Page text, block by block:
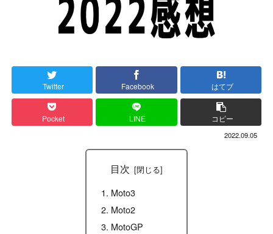
Twitter Facebook はてブ
Pocket LINE コピー
2022.09.05
目次
Moto3
Moto2
MotoGP